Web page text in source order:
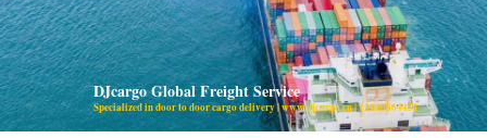
DJcargo Global Freight Service
Specialized in door to door cargo delivery | www.djcargo.cn | 13160864451